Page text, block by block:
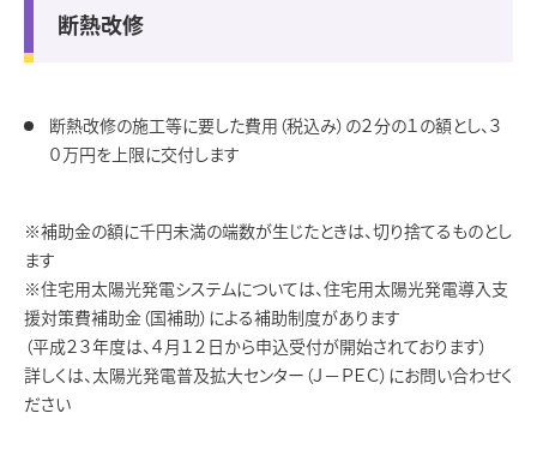
断熱改修
断熱改修の施工等に要した費用（税込み）の２分の１の額とし、３
０万円を上限に交付します
※補助金の額に千円未満の端数が生じたときは、切り捨てるものとし
ます
※住宅用太陽光発電システムについては、住宅用太陽光発電導入支
援対策費補助金（国補助）による補助制度があります
（平成２３年度は、４月１２日から申込受付が開始されております）
詳しくは、太陽光発電普及拡大センター（Ｊ－ＰＥＣ）にお問い合わせく
ださい